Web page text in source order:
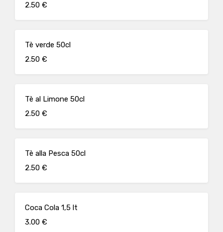
2.50 €
Tè verde 50cl
2.50 €
Tè al Limone 50cl
2.50 €
Tè alla Pesca 50cl
2.50 €
Coca Cola 1,5 lt
3.00 €